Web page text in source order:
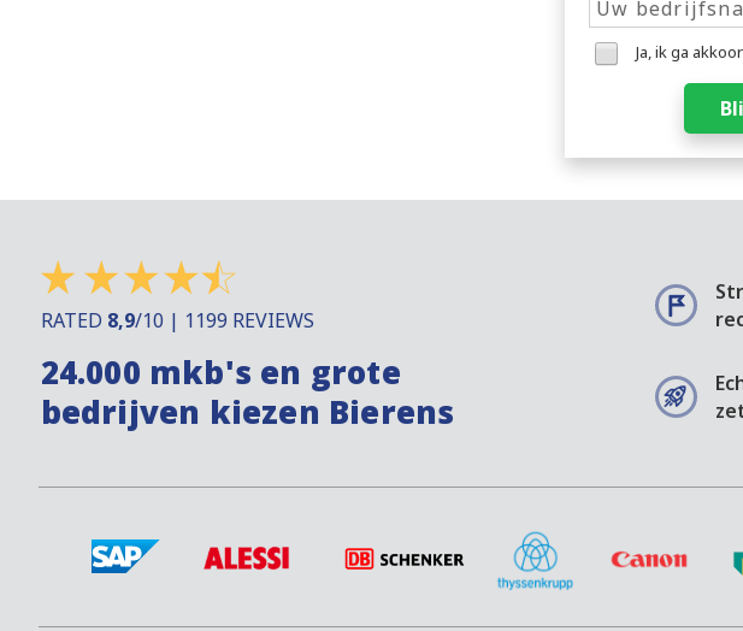
Ja, ik ga
RATED 8,9/10 | 1199 REVIEWS
24.000 mkb's en grote
bedrijven kiezen Bierens